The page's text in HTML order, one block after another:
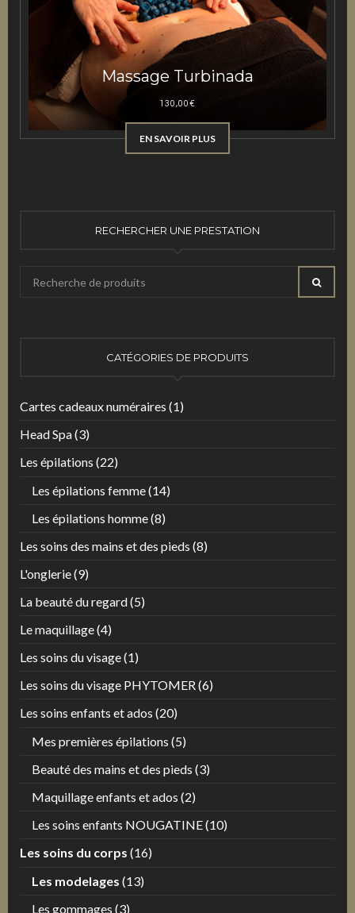
Massage Turbinada
130,00€
EN SAVOIR PLUS
RECHERCHER UNE PRESTATION
CATÉGORIES DE PRODUITS
Cartes cadeaux numéraires (1)
Head Spa(3)
Les épilations (22)
Les épilations femme(14)
Les épilations homme(8)
Les soins des mains et des pieds (8)
L'onglerie(9)
La beauté du regard(5)
Le maquillage(4)
Les soins du visage(1)
Les soins du visage PHYTOMER(6)
Les soins enfants et ados (20)
Mes premières épilations (5)
Beauté des mains et des pieds (3)
Maquillage enfants et ados (2)
Les soins enfants NOUGATINE(10)
Les soins du corps (16)
Les modelages (13)
Les gommages (3)